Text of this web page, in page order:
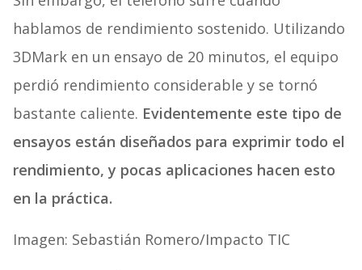
hablamos de rendimiento sostenido. Utilizando
3DMark en un ensayo de 20 minutos, el equipo
perdió rendimiento considerable y se tornó
bastante caliente. Evidentemente este tipo de
ensayos están diseñados para exprimir todo el
rendimiento, y pocas aplicaciones hacen esto
en la práctica.
Imagen: Sebastián Romero/Impacto TIC